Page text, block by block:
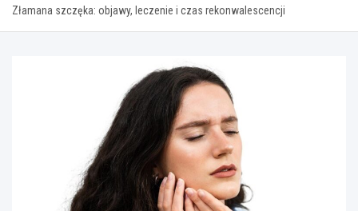
Złamana szczęka: objawy, leczenie i czas rekonwalescencji